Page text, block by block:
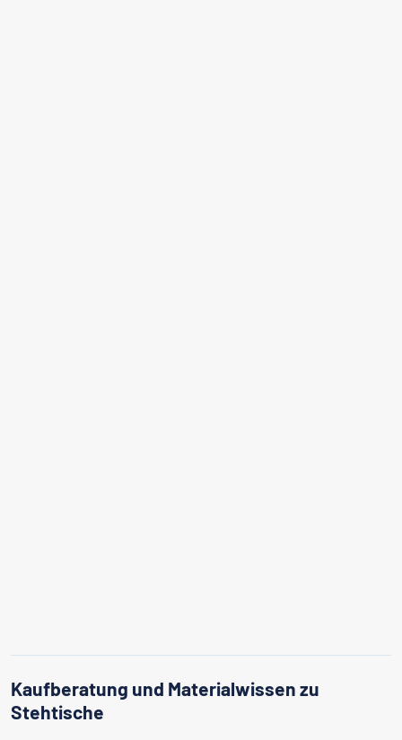
Kaufberatung und Materialwissen zu
Stehtische